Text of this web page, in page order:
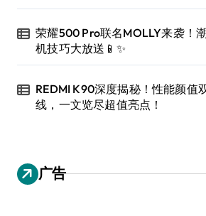
荣耀500 Pro联名MOLLY来袭！
机技巧大放送📱✨
REDMI K90深度揭秘！性能颜值
线，一文览尽超值亮点！
广告